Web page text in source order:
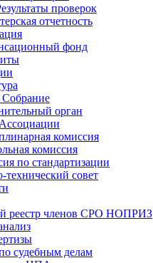
проверок
отчетность
фонд
орган
комиссия
комиссия
по стандартизации
технический совет
реестр членов СРО НОПРИЗ
судебным делам